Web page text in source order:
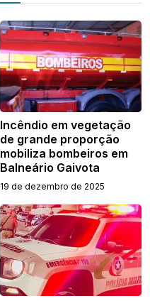
Incêndio em vegetação
de grande proporção
mobiliza bombeiros em
Balneário Gaivota
19 de dezembro de 2025